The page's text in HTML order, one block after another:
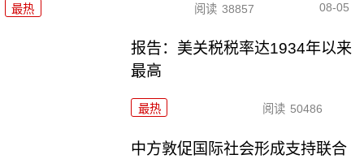
最热 阅读 38857 08-05
报告：美关税税率达1934年以来
最高
最热 阅读 50486
中方敦促国际社会形成支持联合